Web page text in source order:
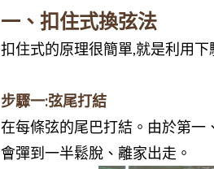
一、扣住式換弦法
扣住式的原理很簡單,就是利用下
步驟一:弦尾打結
在每條弦的尾巴打結。由於第一
會彈到一半鬆脫、離家出走。